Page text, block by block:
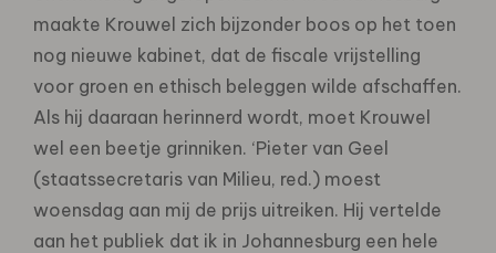
maakte Krouwel zich bijzonder boos op het toen
nog nieuwe kabinet, dat de fiscale vrijstelling
voor groen en ethisch beleggen wilde afschaffen.
Als hij daaraan herinnerd wordt, moet Krouwel
wel een beetje grinniken. ‘Pieter van Geel
(staatssecretaris van Milieu, red.) moest
woensdag aan mij de prijs uitreiken. Hij vertelde
aan het publiek dat ik in Johannesburg een hele